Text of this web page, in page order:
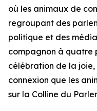
où les animaux de
regroupant des
politique et des
compagnon à quatre
célébration de la
connexion que les
sur la Colline du